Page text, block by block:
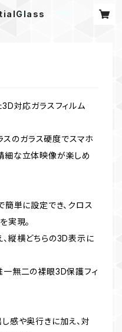
対応ガラスフィルム
スのガラス硬度でスマホ
細な立体映像が楽しめ
簡単に設定でき、クロス
実現。
縦横どちらの3D表示に
一無二の裸眼3D保護フィ
感や奥行きに加え、対